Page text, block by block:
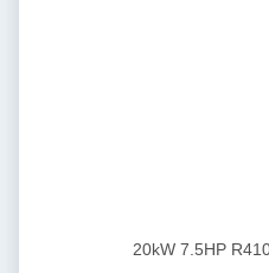
20kW 7.5HP